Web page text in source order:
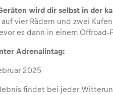
wird dir selbst in der
vier Rädern und zwei
es dann in einem
Adrenalintag:
2025
findet bei jeder